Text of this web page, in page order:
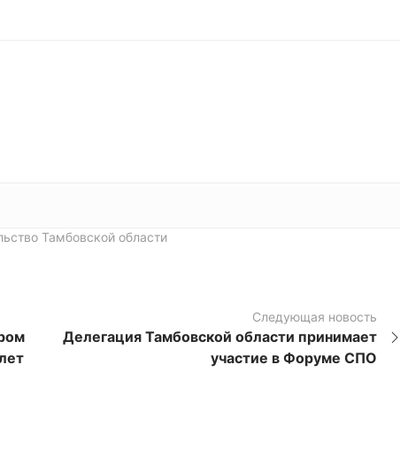
Тамбовской области
Следующая новость
Делегация Тамбовской области принимает
участие в Форуме СПО